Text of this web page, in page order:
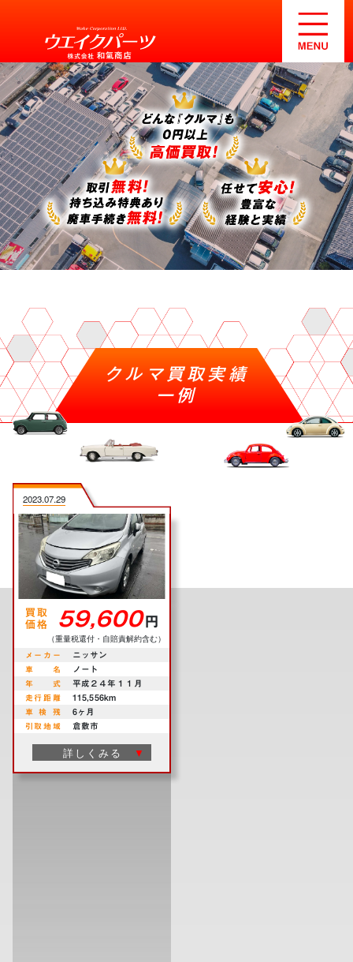
クルマ買取実績
一例
2023.07.29
買取
価格
59,600 円
（重量税還付・自賠責解約含む）
メ ー カ ー
ニッサン
車
名
ノート
年
式
平成２４年１１月
走行 距 離
115,556km
車
検 残
6ヶ月
引 取 地 域 倉敷市
詳しくみる